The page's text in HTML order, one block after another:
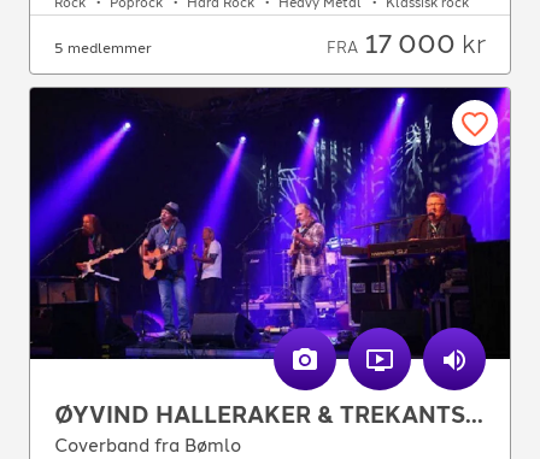
5 medlemmer FRA 17 000 kr
ØYVIND HALLERAKER & TREKANTSAMBANDET
Coverband fra Bømlo